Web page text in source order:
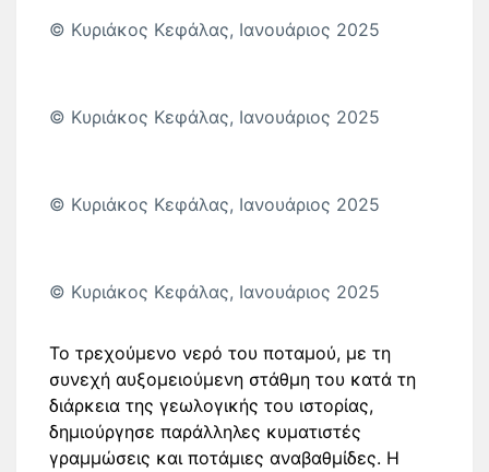
© Κυριάκος Κεφάλας, Ιανουάριος 2025
© Κυριάκος Κεφάλας, Ιανουάριος 2025
© Κυριάκος Κεφάλας, Ιανουάριος 2025
© Κυριάκος Κεφάλας, Ιανουάριος 2025
Το τρεχούμενο νερό του ποταμού, με τη
συνεχή αυξομειούμενη στάθμη του κατά τη
διάρκεια της γεωλογικής του ιστορίας,
δημιούργησε παράλληλες κυματιστές
γραμμώσεις και ποτάμιες αναβαθμίδες. Η